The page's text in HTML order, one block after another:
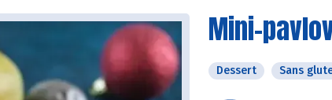
Mini-
Dessert Sans